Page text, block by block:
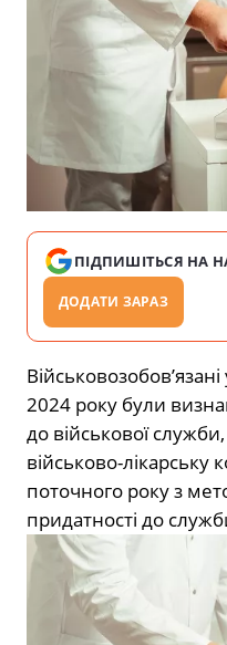
ПІДПИШІТЬСЯ НА
ДОДАТИ ЗАРАЗ
2024 року були
до військової
військово-лікарську
поточного рокуз
придатності до